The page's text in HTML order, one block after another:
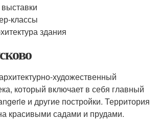
классы
здания
художественный
который включает в себя главный
и другие постройки. Территория
красивыми садами и прудами.